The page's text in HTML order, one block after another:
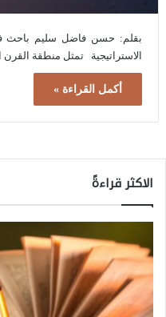
بقلم: حسن فاضل سليم باحث
الاستراتيجية تمثل منطقة
أكمل القراءة »
الاكثر قراءةً